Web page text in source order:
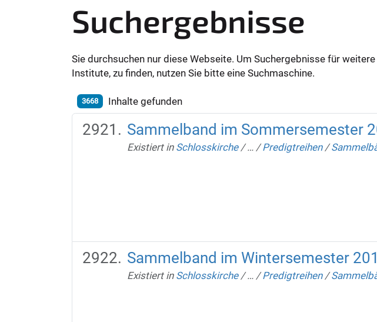
Suchergebnisse
Sie durchsuchen nur diese Webseite. Um Suchergebnisse für
Institute, zu finden, nutzen Sie bitte eine Suchmaschine.
3668 Inhalte gefunden
Sammelband im Sommersemester
Existiert in Schlosskirche /… /Predigtreihen /
Sammelband im Wintersemester
Existiert in Schlosskirche /… /Predigtreihen /